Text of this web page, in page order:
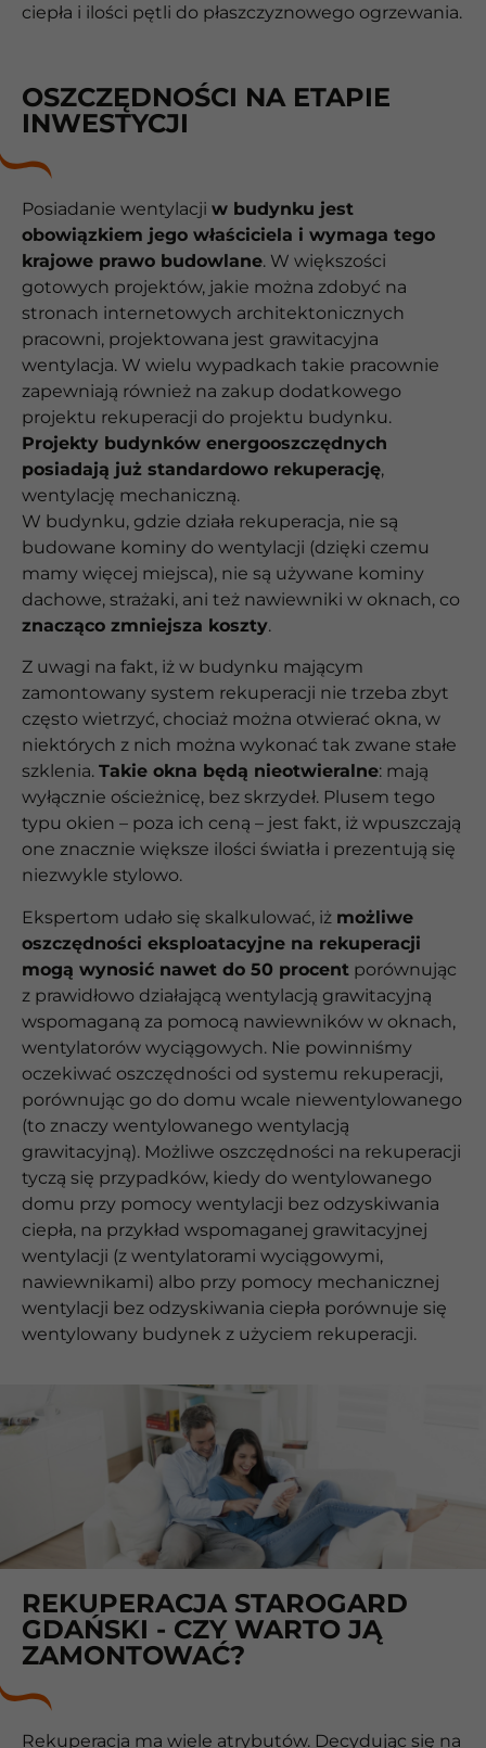
ciepła i ilości pętli do płaszczyznowego ogrzewania.
OSZCZĘDNOŚCI NA ETAPIE
INWESTYCJI
Posiadanie wentylacji w budynku jest
obowiązkiem jego właściciela i wymaga tego
krajowe prawo budowlane. W większości
gotowych projektów, jakie można zdobyć na
stronach internetowych architektonicznych
pracowni, projektowana jest grawitacyjna
wentylacja. W wielu wypadkach takie pracownie
zapewniają również na zakup dodatkowego
projektu rekuperacji do projektu budynku.
Projekty budynków energooszczędnych
posiadają już standardowo rekuperację,
wentylację mechaniczną.
W budynku, gdzie działa rekuperacja, nie są
budowane kominy do wentylacji (dzięki czemu
mamy więcej miejsca), nie są używane kominy
dachowe, strażaki, ani też nawiewniki w oknach, co
znacząco zmniejsza koszty.
Z uwagi na fakt, iż w budynku mającym
zamontowany system rekuperacji nie trzeba zbyt
często wietrzyć, chociaż można otwierać okna, w
niektórych z nich można wykonać tak zwane stałe
szklenia. Takie okna będą nieotwieralne: mają
wyłącznie ościeżnicę, bez skrzydeł. Plusem tego
typu okien – poza ich ceną – jest fakt, iż wpuszczają
one znacznie większe ilości światła i prezentują się
niezwykle stylowo.
Ekspertom udało się skalkulować, iż możliwe
oszczędności eksploatacyjne na rekuperacji
mogą wynosić nawet do 50 procent porównując
z prawidłowo działającą wentylacją grawitacyjną
wspomaganą za pomocą nawiewników w oknach,
wentylatorów wyciągowych. Nie powinniśmy
oczekiwać oszczędności od systemu rekuperacji,
porównując go do domu wcale niewentylowanego
(to znaczy wentylowanego wentylacją
grawitacyjną). Możliwe oszczędności na rekuperacji
tyczą się przypadków, kiedy do wentylowanego
domu przy pomocy wentylacji bez odzyskiwania
ciepła, na przykład wspomaganej grawitacyjnej
wentylacji (z wentylatorami wyciągowymi,
nawiewnikami) albo przy pomocy mechanicznej
wentylacji bez odzyskiwania ciepła porównuje się
wentylowany budynek z użyciem rekuperacji.
REKUPERACJA STAROGARD
GDAŃSKI - CZY WARTO JĄ
ZAMONTOWAĆ?
Rekuperacja ma wiele atrybutów. Decydując się na